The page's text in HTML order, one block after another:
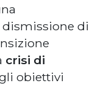
di
crisi di
obiettivi